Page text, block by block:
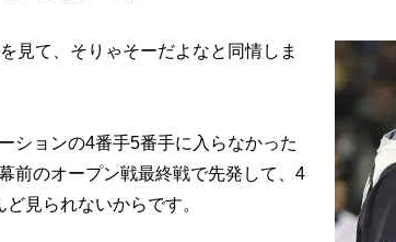
見て、そりゃそーだよなと同情しま
ションの4番手5番手に入らなかった
前のオープン戦最終戦で先発して、4
見られないからです。